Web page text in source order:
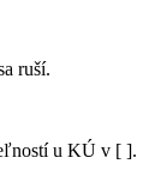
ruší.
u KÚ v [ ].